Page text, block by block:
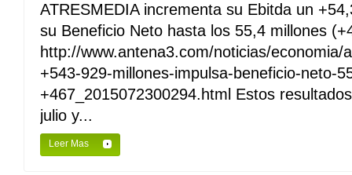
ATRESMEDIA incrementa su Ebitda un
su Beneficio Neto hasta los 55,4 millones
http://www.antena3.com/noticias/
+543-929-millones-impulsa-beneficio-neto-
+467_2015072300294.html Estos
julio y...
Leer Mas